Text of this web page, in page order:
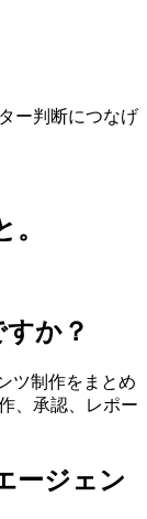
ー判断につなげ
か？
ツ制作をまとめ
、承認、レポー
ージェン